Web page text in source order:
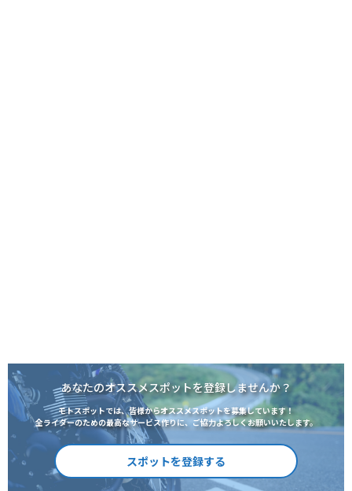
あなたのオススメスポットを登録しませんか？
モトスポットでは、皆様からオススメスポットを募集しています！
全ライダーのための最高なサービス作りに、ご協力よろしくお願いいたします。
スポットを登録する